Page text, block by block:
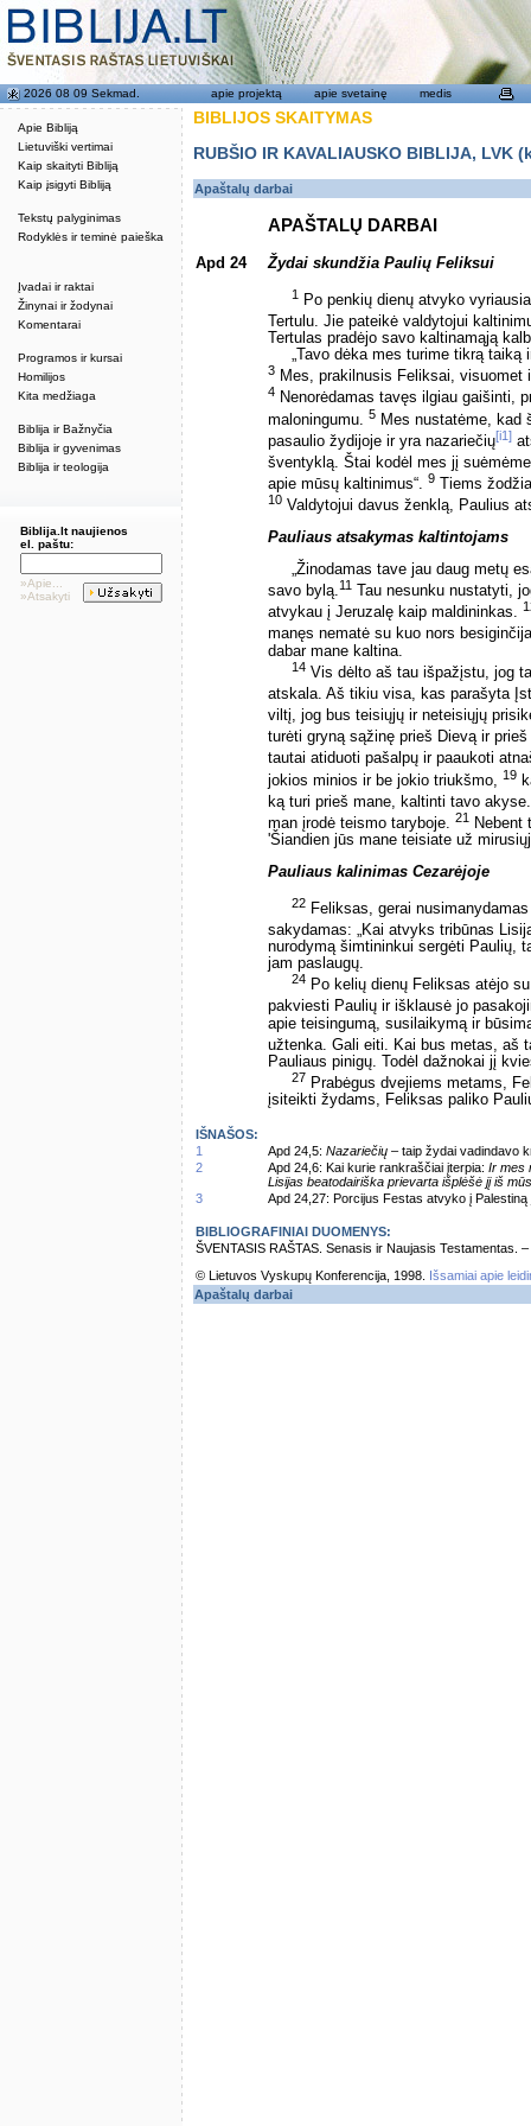
Apie Bibliją
Lietuviški vertimai
Kaip skaityti Bibliją
Kaip įsigyti Bibliją
Tekstų palyginimas
Rodyklės ir teminė paieška
Įvadai ir raktai
Žinynai ir žodynai
Komentarai
Programos ir kursai
Homilijos
Kita medžiaga
Biblija ir Bažnyčia
Biblija ir gyvenimas
Biblija ir teologija
2026 08 09 Sekmad. apie projektą apie svetainę medis
Biblija.lt naujienos
el. paštu:
»Apie...
»Atsakyti
BIBLIJOS SKAITYMAS
RUBŠIO IR KAVALIAUSKO BIBLIJA,
Apaštalų darbai
APAŠTALŲ DARBAI
Apd 24 Žydai skundžia Paulių Feliksui
1
Po penkių dienų atvyko
Tertulu. Jie pateikė valdytojui
Tertulas pradėjo savo kaltinamąją
„Tavo dėka mes turime tikrą
3 Mes, prakilnusis Feliksai, visuomet
4 Nenorėdamas tavęs ilgiau gaišinti,
maloningumu. 5 Mes nustatėme, kad
pasaulio žydijoje ir yra nazariečių[i1]
šventyklą. Štai kodėl mes jį
apie mūsų kaltinimus“. 9 Tiems
10 Valdytojui davus ženklą, Paulius
Pauliaus atsakymas kaltintojams
„Žinodamas tave jau daug metų
savo bylą.11
Tau nesunku nustatyti,
atvykau į Jeruzalę kaip maldininkas.
manęs nematė su kuo nors
dabar mane kaltina.
14 Vis dėlto aš tau išpažįstu, jog
atskala. Aš tikiu visa, kas parašyta
viltį, jog bus teisiųjų ir neteisiųjų
turėti gryną sąžinę prieš Dievą ir
tautai atiduoti pašalpų ir paaukoti
jokios minios ir be jokio triukšmo, 19
ką turi prieš mane, kaltinti tavo
man įrodė teismo taryboje. 21
Nebent
'Šiandien jūs mane teisiate už
Pauliaus kalinimas Cezarėjoje
22 Feliksas, gerai
sakydamas: „Kai atvyks tribūnas
nurodymą šimtininkui sergėti Paulių,
jam paslaugų.
24 Po kelių dienų Feliksas atėjo
pakviesti Paulių ir išklausė jo
apie teisingumą, susilaikymą ir
užtenka. Gali eiti. Kai bus metas, aš
Pauliaus pinigų. Todėl dažnokai jį
27 Prabėgus dvejiems metams,
įsiteikti žydams, Feliksas paliko
IŠNAŠOS:
1
Apd 24,5: Nazariečių – taip žydai vadindavo
2
Apd 24,6: Kai kurie rankraščiai įterpia: Ir mes
Lisijas beatodairiška prievarta išplėšė jį iš
3
Apd 24,27: Porcijus Festas atvyko į
BIBLIOGRAFINIAI DUOMENYS:
ŠVENTASIS RAŠTAS. Senasis ir Naujasis Testamentas.
© Lietuvos Vyskupų Konferencija, 1998.
Išsamiai apie
Apaštalų darbai